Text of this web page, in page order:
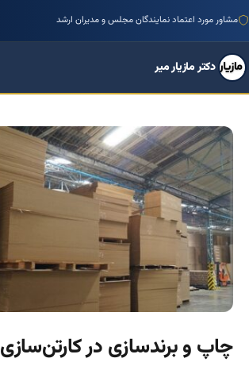
مشاور مورد اعتماد نمایندگان مجلس و مدیران ارشد
دکتر مازیار میر
چاپ و برندسازی در کارتن‌سازی